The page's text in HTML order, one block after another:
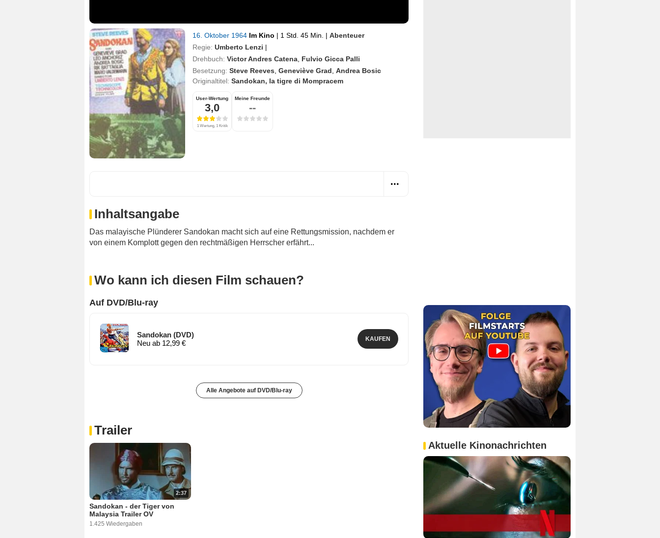
16. Oktober 1964 Im Kino | 1 Std. 45 Min. | Abenteuer
Regie: Umberto Lenzi |
Drehbuch: Victor Andres Catena Fulvio Gicca Palli
Besetzung: Steve Reeves Geneviève Grad Andrea Bosic
Originaltitel: Sandokan, la tigre di Mompracem
User-Wertung
3,0
1 Wertung, 1 Kritik
Meine Freunde
--
Inhaltsangabe
Das malayische Plünderer Sandokan macht sich auf eine Rettungsmission, nachdem er
von einem Komplott gegen den rechtmäßigen Herrscher erfährt...
Wo kann ich diesen Film schauen?
Auf DVD/Blu-ray
Sandokan (DVD)
Neu ab 12,99 €
KAUFEN
Alle Angebote auf DVD/Blu-ray
Trailer
2:37
Sandokan - der Tiger von
Malaysia Trailer OV
1.425 Wiedergaben
Aktuelle Kinonachrichten